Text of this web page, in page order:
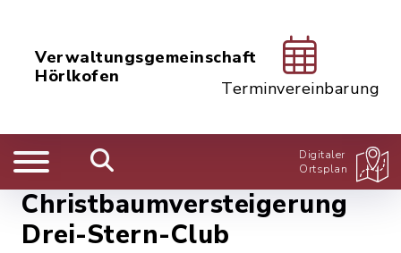
Verwaltungsgemeinschaft
Hörlkofen
Terminvereinbarung
Digitaler
Ortsplan
Christbaumversteigerung
Drei-Stern-Club